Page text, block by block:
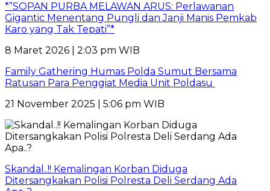
*”SOPAN PURBA MELAWAN ARUS: Perlawanan
Gigantic Menentang Pungli dan Janji Manis Pemkab
Karo yang Tak Tepati”*
8 Maret 2026 | 2:03 pm WIB
Family Gathering Humas Polda Sumut Bersama
Ratusan Para Penggiat Media Unit Poldasu
21 November 2025 | 5:06 pm WIB
Skandal..!! Kemalingan Korban Diduga
Ditersangkakan Polisi Polresta Deli Serdang Ada